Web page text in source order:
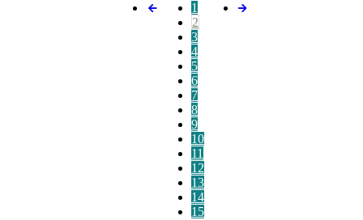
1
2
3
4
5
6
7
8
9
10
11
12
13
14
15